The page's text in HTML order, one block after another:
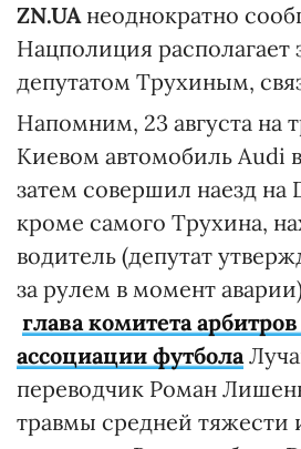
ZN.UAнеоднократно
Нацполиция располагает
депутатом Трухиным,
Напомним, 23 августа на
Киевом автомобиль Audi
затем совершил наезд на
кроме самого Трухина,
водитель (депутат
за рулем в момент
глава комитета
ассоциации футбола
переводчик Роман
травмы средней тяжести